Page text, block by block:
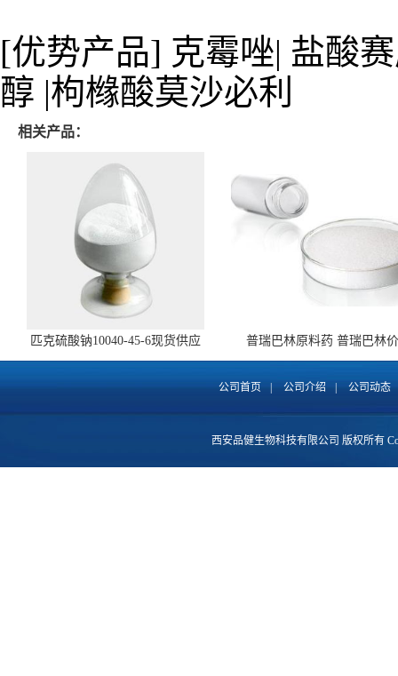
[优势产品] 克霉唑| 盐酸
醇 |枸橼酸莫沙必利
相关产品：
匹克硫酸钠10040-45-6现货供应
普瑞巴林原料药 普瑞巴林
148553-50-8 全国包邮
公司首页 公司介绍 公司动态
西安品健生物科技有限公司 版权所有